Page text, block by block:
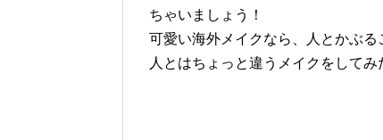
ちゃいましょう！
可愛い海外メイクなら、人とかぶる
人とはちょっと違うメイクをしてみ